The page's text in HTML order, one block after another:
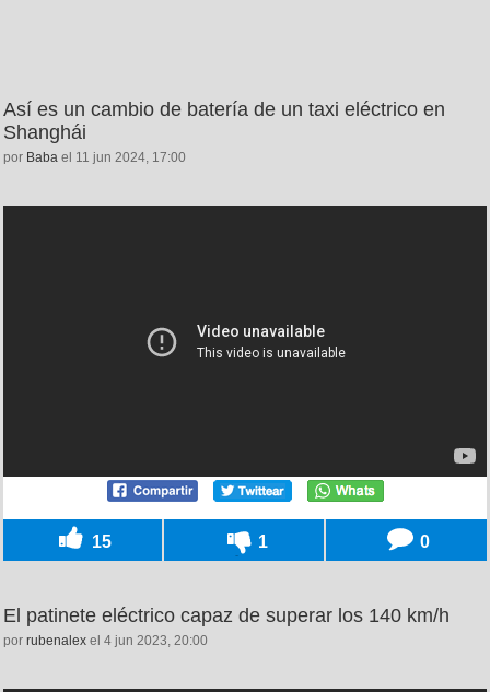
Así es un cambio de batería de un taxi eléctrico en
Shanghái
por Baba el 11 jun 2024, 17:00
15 1 0
El patinete eléctrico capaz de superar los 140 km/h
por rubenalex el 4 jun 2023, 20:00